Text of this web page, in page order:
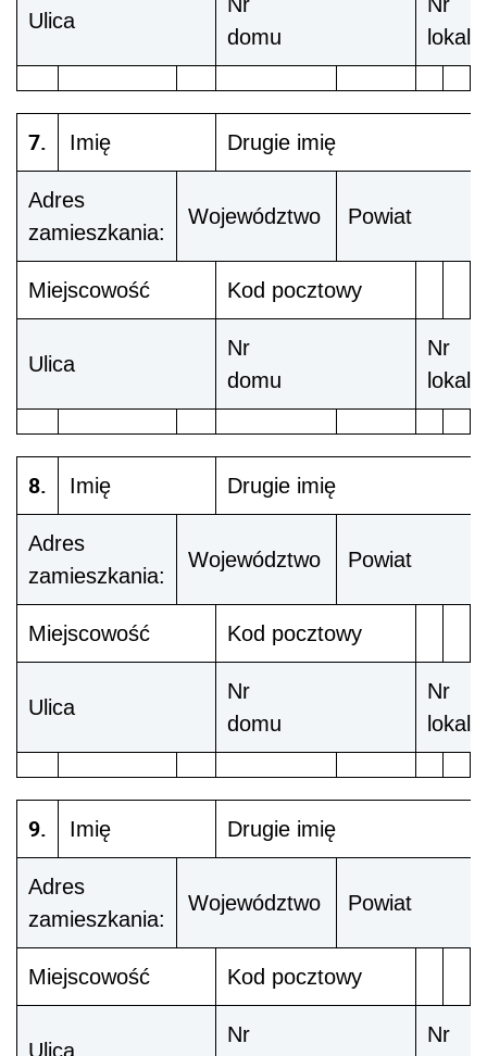
Ulica
domu
lokalu
7. Imię Drugie imię
Adres
zamieszkania:
Województwo Powiat
Miejscowość Kod pocztowy
Ulica
Nr
domu
Nr
lokalu
8. Imię Drugie imię
Adres
zamieszkania:
Województwo Powiat
Miejscowość Kod pocztowy
Ulica
Nr
domu
Nr
lokalu
9. Imię Drugie imię
Adres
zamieszkania:
Województwo Powiat
Miejscowość Kod pocztowy
Ulica
Nr
Nr